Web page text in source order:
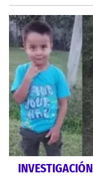
INVESTIGACIÓN